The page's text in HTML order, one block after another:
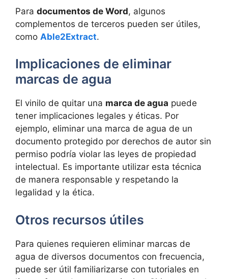
Para documentos de Word, algunos
complementos de terceros pueden ser útiles,
como Able2Extract.
Implicaciones de eliminar
marcas de agua
El vinilo de quitar una marca de agua puede
tener implicaciones legales y éticas. Por
ejemplo, eliminar una marca de agua de un
documento protegido por derechos de autor sin
permiso podría violar las leyes de propiedad
intelectual. Es importante utilizar esta técnica
de manera responsable y respetando la
legalidad y la ética.
Otros recursos útiles
Para quienes requieren eliminar marcas de
agua de diversos documentos con frecuencia,
puede ser útil familiarizarse con tutoriales en